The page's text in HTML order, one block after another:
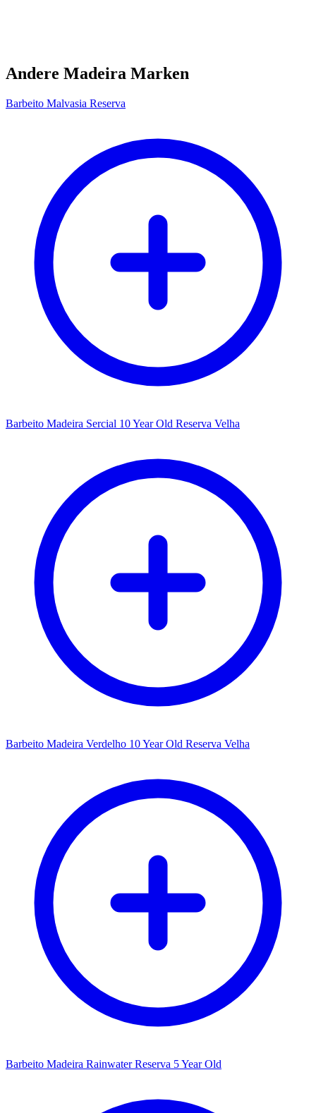
Andere Madeira Marken
Barbeito Malvasia Reserva
Barbeito Madeira Sercial 10 Year Old Reserva Velha
Barbeito Madeira Verdelho 10 Year Old Reserva Velha
Barbeito Madeira Rainwater Reserva 5 Year Old